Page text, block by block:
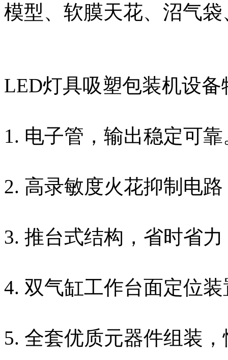
模型、软膜天花、沼气
LED灯具吸塑包装机设备
1. 电子管，输出稳定可靠
2. 高录敏度火花抑制电
3. 推台式结构，省时省
4. 双气缸工作台面定位
5. 全套优质元器件组装